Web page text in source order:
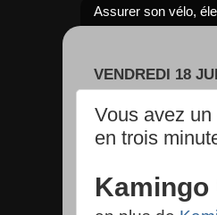
Assurer son vélo,
VENDREDI 18
Vous avez
en trois
Kamingo